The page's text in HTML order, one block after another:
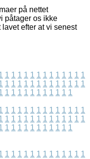
på nettet
påtager os ikke
efter at vi senest
1 1 1 1 1 1 1 1 1 1 1 1 1
1 1 1 1 1 1 1 1 1 1 1 1 1
1 1 1 1 1 1 1 1 1 1 1
1 1 1 1 1 1 1 1 1 1 1 1 1
1 1 1 1 1 1 1 1 1 1 1 1 1
1 1 1 1 1 1 1 1 1 1 1
1 1 1 1 1 1 1 1 1 1 1 1 1